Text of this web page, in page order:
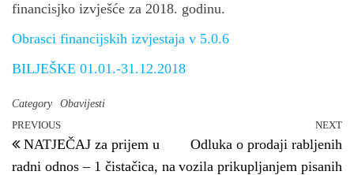
financisjko izvješće za 2018. godinu.
Obrasci financijskih izvjestaja v 5.0.6
BILJEŠKE 01.01.-31.12.2018
Category Obavijesti
Post navigation
Previous Post
PREVIOUS
NATJEČAJ za prijem u
radni odnos – 1 čistačica, na
NEXT
Odluka o prodaji rabljenih
vozila prikupljanjem pisanih